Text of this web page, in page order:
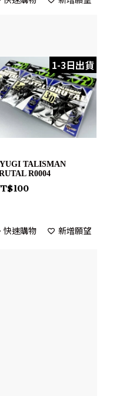
1-3日出貨
TALISMAN
R0004
100
快速購物 新增願望